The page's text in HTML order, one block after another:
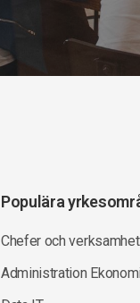
Populära
Chefer och
Administration